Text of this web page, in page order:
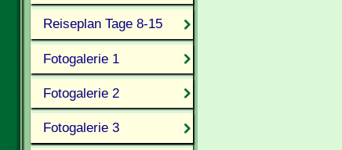
Reiseplan Tage 8-15
Fotogalerie 1
Fotogalerie 2
Fotogalerie 3